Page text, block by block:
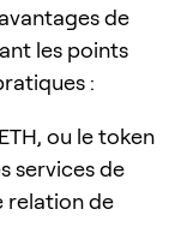
de
les points
:
ou le token
services de
relation de